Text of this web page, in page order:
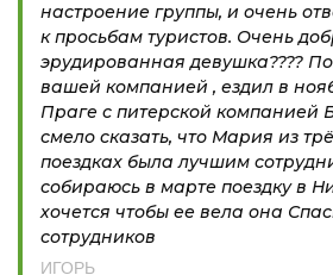
настроение группы, и очень
к просьбам туристов. Очень
эрудированная девушка????
вашей компанией , ездил в
Праге с питерской компанией
смело сказать, что Мария из
поездках была лучшим
собираюсь в марте поездку в
хочется чтобы ее вела она
сотрудников
ИГОРЬ